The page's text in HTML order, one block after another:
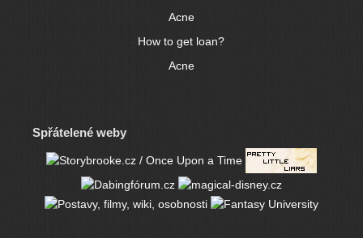
Acne
How to get loan?
Acne
Spřátelené weby